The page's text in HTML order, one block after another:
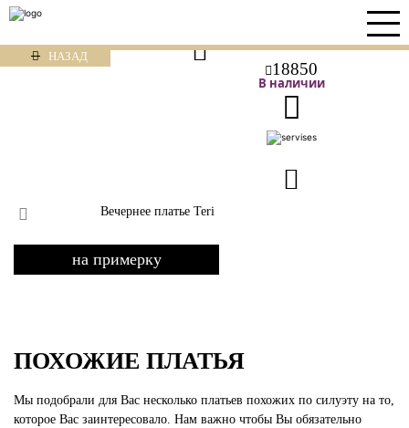
НАЗАД
18850
В наличии
Вечернее платье Teri
на примерку
ПОХОЖИЕ ПЛАТЬЯ
Мы подобрали для Вас несколько платьев похожих по силуэту на то,
которое Вас заинтересовало. Нам важно чтобы Вы обязательно